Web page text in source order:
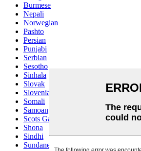
Burmese
Nepali
Norwegian
Pashto
Persian
Punjabi
Serbian
Sesotho
Sinhala
Slovak
Slovenian
Somali
Samoan
Scots Gaelic
Shona
Sindhi
Sundanese